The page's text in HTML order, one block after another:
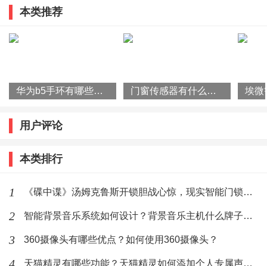
受到它爆发出的强劲低音，虽然也存在目前真无线蓝牙
耳机的通病，安静状态下有微弱的电流声，但对于真无
中上等水准。
ANAG X-pro在能够接受的范围，配合良好的人体工程学
设计，耳机圆润的曲线能够贴合耳道，半入耳式耳机没
下都不费劲，戴着它听歌一两个小时也不会感觉到疲
劳，但是超过2个小时会有一定的不适感，还是建议玩家
控制自己的佩戴时间。
本类推荐
华为b5手环有哪些特征？华为b5手环的功能 门窗传感器有什么作用？门窗传感器使用原理是什么？
用户评论
本类排行
1 《碟中谍》汤姆克鲁斯开锁胆战心惊，现实智能门锁更令人惊奇
2 智能背景音乐系统如何设计？背景音乐主机什么牌子好？
3 360摄像头有哪些优点？如何使用360摄像头？
天猫精灵有哪些功能？天猫精灵如何添加个人专属声纹？